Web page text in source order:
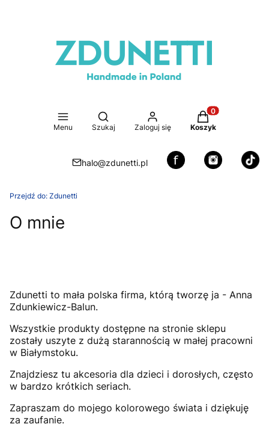
Menu
Otwórz wyszukiwarkę
Szukaj Zaloguj się
Produkty w
Koszyk
halo@zdunetti.pl
Przejdź do: Zdunetti
O mnie
Zdunetti to mała polska firma, którą tworzę ja - Anna
Zdunkiewicz-Balun.
Wszystkie produkty dostępne na stronie sklepu
zostały uszyte z dużą starannością w małej pracowni
w Białymstoku.
Znajdziesz tu akcesoria dla dzieci i dorosłych, często
w bardzo krótkich seriach.
Zapraszam do mojego kolorowego świata i dziękuję
za zaufanie.